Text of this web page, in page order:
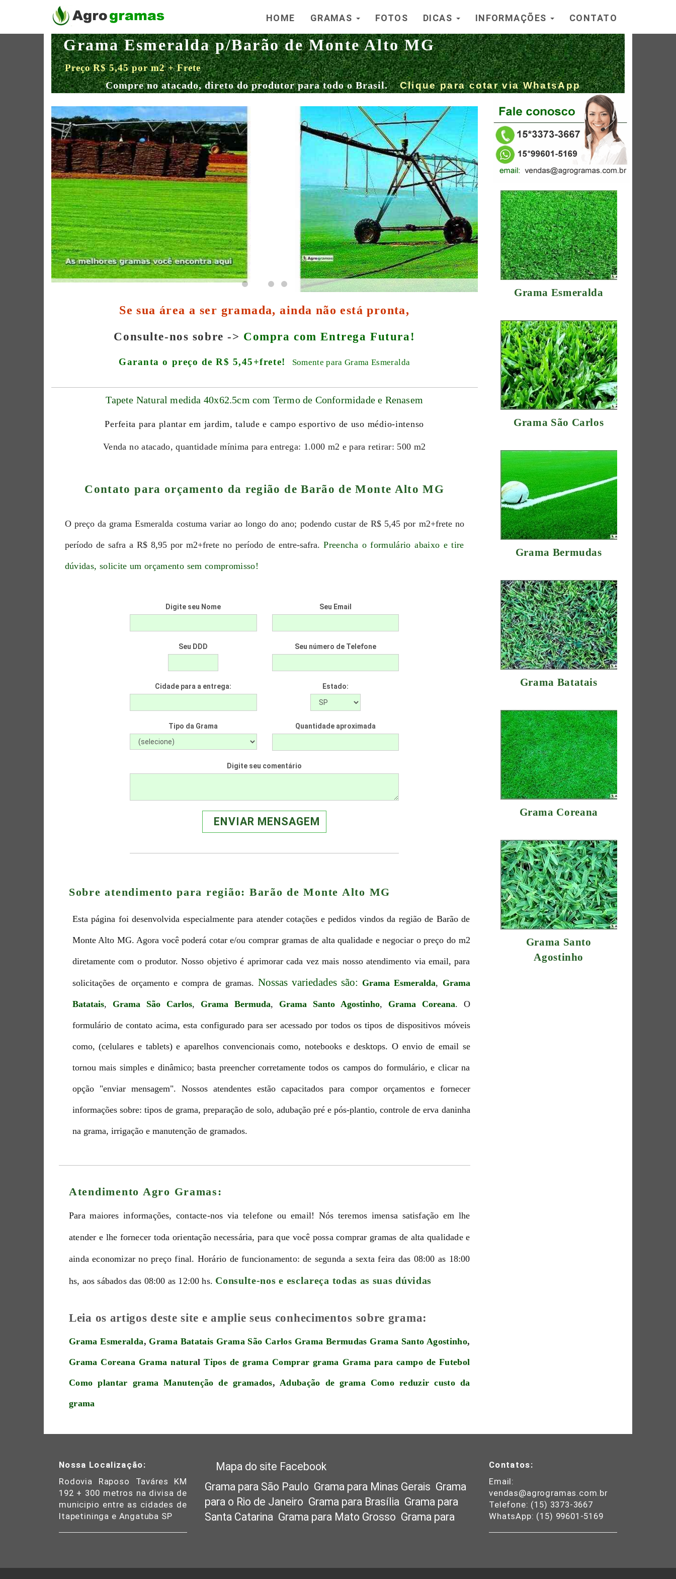
HOME GRAMAS FOTOS DICAS INFORMAÇÕES CONTATO
Grama Esmeralda p/Barão de Monte Alto MG
Preço R$ 5,45 por m2 + Frete
Compre no atacado, direto do produtor para todo o Brasil.Clique para cotar via WhatsApp
Se sua área a ser gramada, ainda não está pronta,
Consulte-nos sobre -> Compra com Entrega Futura!
Garanta o preço de R$ 5,45+frete! Somente para Grama Esmeralda
Tapete Natural medida 40x62.5cm com Termo de Conformidade e Renasem
Perfeita para plantar em jardim, talude e campo esportivo de uso médio-intenso
Venda no atacado, quantidade mínima para entrega: 1.000 m2 e para retirar: 500 m2
Contato para orçamento da região de Barão de Monte Alto MG
O preço da grama Esmeralda costuma variar ao longo do ano; podendo custar de R$ 5,45 por m2+frete no
período de safra a R$ 8,95 por m2+frete no período de entre-safra.Preencha o formulário abaixo e tire
dúvidas, solicite um orçamento sem compromisso!
Digite seu Nome Seu Email
Seu DDD Seu número de Telefone
Cidade para a entrega: Estado:
Tipo da Grama Quantidade aproximada
Digite seu comentário
ENVIAR MENSAGEM
Sobre atendimento para região: Barão de Monte Alto MG
Esta página foi desenvolvida especialmente para atender cotações e pedidos vindos da região de Barão de
Monte Alto MG. Agora você poderá cotar e/ou comprar gramas de alta qualidade e negociar o preço do m2
diretamente com o produtor. Nosso objetivo é aprimorar cada vez mais nosso atendimento via email, para
solicitações de orçamento e compra de gramas.Nossas variedades são: Grama Esmeralda, Grama
Batatais, Grama São Carlos, Grama Bermuda, Grama Santo Agostinho, Grama Coreana. O
formulário de contato acima, esta configurado para ser acessado por todos os tipos de dispositivos móveis
como, (celulares e tablets) e aparelhos convencionais como, notebooks e desktops. O envio de email se
tornou mais simples e dinâmico; basta preencher corretamente todos os campos do formulário, e clicar na
opção "enviar mensagem". Nossos atendentes estão capacitados para compor orçamentos e fornecer
informações sobre: tipos de grama, preparação de solo, adubação pré e pós-plantio, controle de erva daninha
na grama, irrigação e manutenção de gramados.
Atendimento Agro Gramas:
Para maiores informações, contacte-nos via telefone ou email! Nós teremos imensa satisfação em lhe
atender e lhe fornecer toda orientação necessária, para que você possa comprar gramas de alta qualidade e
ainda economizar no preço final. Horário de funcionamento: de segunda a sexta feira das 08:00 as 18:00
hs, aos sábados das 08:00 as 12:00 hs. Consulte-nos e esclareça todas as suas dúvidas
Leia os artigos deste site e amplie seus conhecimentos sobre grama:
Grama Esmeralda, Grama Batatais Grama São Carlos Grama Bermudas Grama Santo Agostinho,
Grama Coreana Grama naturalTipos de grama Comprar grama Grama para campo de Futebol
Como plantar grama Manutenção de gramados, Adubação de grama Como reduzir custo da
grama
Grama Esmeralda
Grama São Carlos
Grama Bermudas
Grama Batatais
Grama Coreana
Grama Santo
Agostinho
Nossa Localização:
Rodovia Raposo Taváres KM
192 + 300 metros na divisa de
municipio entre as cidades de
Itapetininga e Angatuba SP
Mapa do site Facebook
Grama para São Paulo Grama para Minas Gerais Grama
para o Rio de Janeiro Grama para Brasília Grama para
Santa Catarina Grama para Mato Grosso Grama para
Contatos:
Email:
vendas@agrogramas.com.br
Telefone: (15) 3373-3667
WhatsApp: (15) 99601-5169